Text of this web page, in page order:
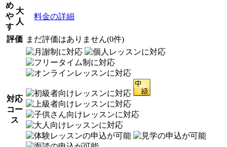
め
や
す
大
人
料金の詳細
評価 まだ評価はありません(0件)
対応
コー
ス